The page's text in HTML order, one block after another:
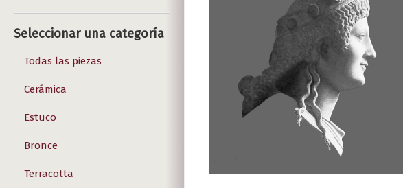
Seleccionar una categoría
Todas las piezas
Cerámica
Estuco
Bronce
Terracotta